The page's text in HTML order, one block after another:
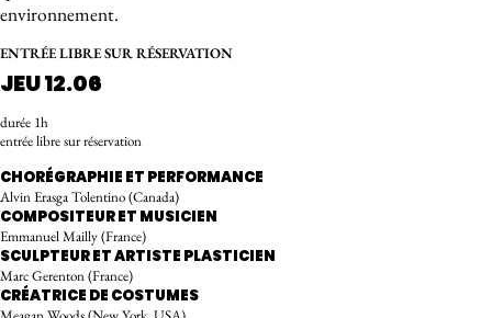
environnement.
ENTRÉE LIBRE SUR RÉSERVATION
JEU 12.06
durée 1h
entrée libre sur réservation
CHORÉGRAPHIE ET PERFORMANCE
Alvin Erasga Tolentino (Canada)
COMPOSITEUR ET MUSICIEN
Emmanuel Mailly (France)
SCULPTEUR ET ARTISTE PLASTICIEN
Marc Gerenton (France)
CRÉATRICE DE COSTUMES